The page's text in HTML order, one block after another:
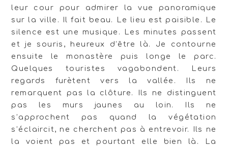
leur cour pour admirer la vue panoramique
sur la ville. Il fait beau. Le lieu est paisible. Le
silence est une musique. Les minutes passent
et je souris, heureux d’être là. Je contourne
ensuite le monastère puis longe le parc.
Quelques touristes vagabondent. Leurs
regards furètent vers la vallée. Ils ne
remarquent pas la clôture. Ils ne distinguent
pas les murs jaunes au loin. Ils ne
s’approchent pas quand la végétation
s’éclaircit, ne cherchent pas à entrevoir. Ils ne
la voient pas et pourtant elle bien là. La